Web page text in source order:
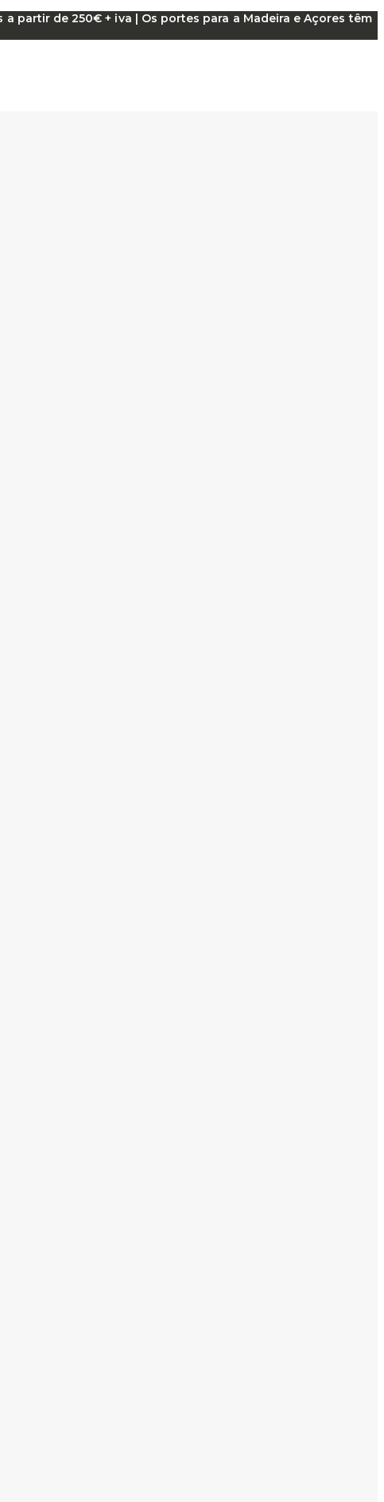
partir de 250€ + iva | Os portes para a Madeira e Açores têm